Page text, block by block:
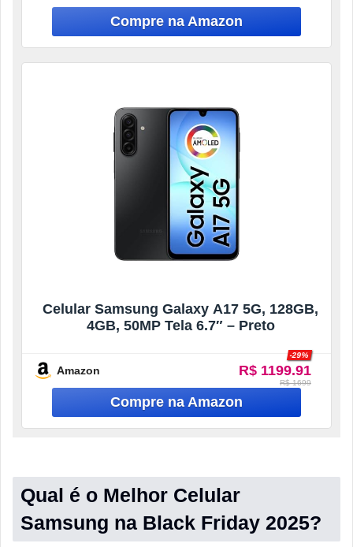
Celular Samsung Galaxy A17 5G, 128GB,
4GB, 50MP Tela 6.7″ – Preto
Amazon R$ 1199.91
-29%
R$ 1699
Qual é o Melhor Celular
Samsung na Black Friday 2025?